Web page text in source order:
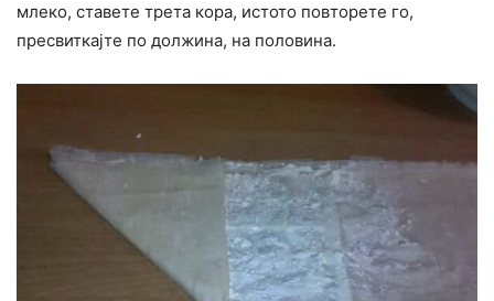
млеко, ставете трета кора, истото повторете го,
пресвиткајте по должина, на половина.